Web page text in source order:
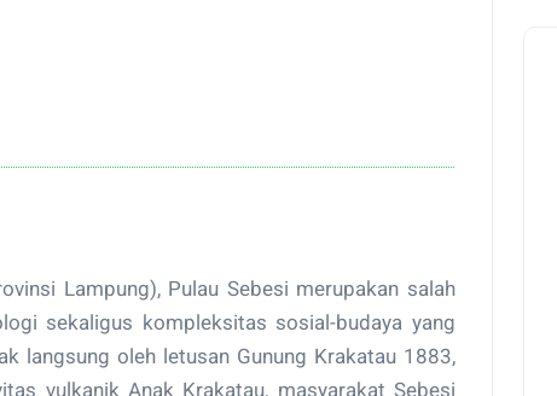
Lampung), Pulau Sebesi merupakan salah
sekaligus kompleksitas sosial-budaya yang
langsung oleh letusan Gunung Krakatau 1883,
vulkanik Anak Krakatau, masyarakat Sebesi